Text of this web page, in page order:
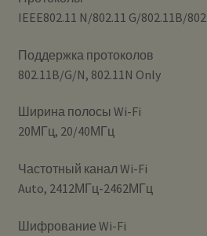
IEEE802.11 N/802.11 G/802.11B/
Поддержка протоколов
802.11B/G/N, 802.11N Only
Ширина полосы Wi-Fi
20МГц, 20/40МГц
Частотный канал Wi-Fi
Auto, 2412МГц-2462МГц
Шифрование Wi-Fi